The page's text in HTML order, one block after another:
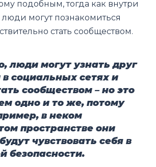
подобным, тогда как внутри
могут познакомиться
стать сообществом.
люди могут узнать друг
в социальных сетях и
сообществом – но это
одно и то же, потому
в неком
пространстве они
чувствовать себя в
безопасности.